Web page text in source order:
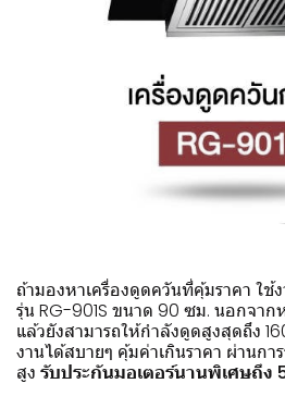
ถ้ามองหาเครื่องดูดควันที่คุ้มราคา ใช้
รุ่น RG-901S ขนาด 90 ซม. นอกจา
แล้วยังสามารถให้กำลังดูดสูงสุดถึง
งานได้สบายๆ คุ้มค่าเกินราคา ผ่านก
สูง รับประกันมอเตอร์นานพิเศษถึง